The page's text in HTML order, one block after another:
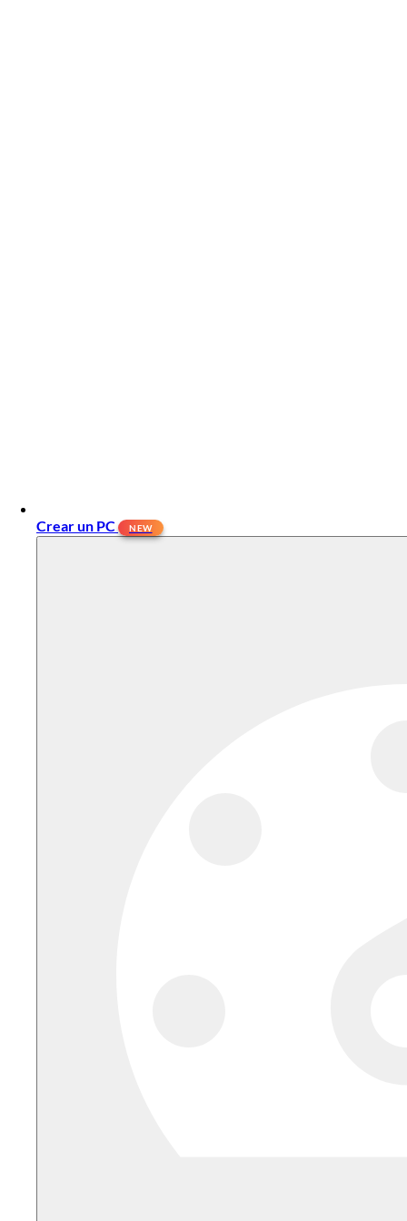
Crear un PC NEW